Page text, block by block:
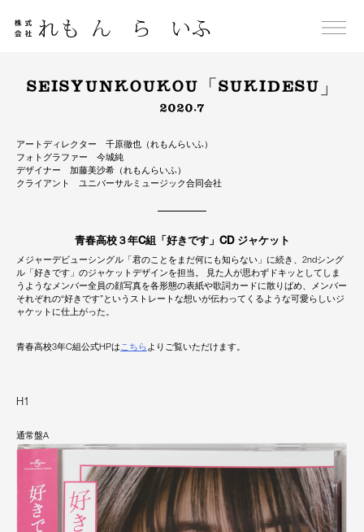
content
SEISYUNKOUKOU「SUKIDESU」
2020.7
アートディレクター 千原徹也（れもんらいふ）
フォトグラファー 今城純
デザイナー 加藤美沙希（れもんらいふ）
クライアント ユニバーサルミュージック合同会社
青春高校３年C組「好きです」CD ジャケット
メジャーデビューシングル「君のことをまだ何にも知らない」に続き、2ndシング
ル「好きです」のジャケットデザインを担当。 見た人が思わずドキッとしてしま
うようなメンバー全員の顔写真を各形態の表紙や歌詞カードに散りばめ、メンバー
それぞれの“好きです”というストレートな想いが伝わってくるような可愛らしいジ
ャケットに仕上がった。
青春高校3年C組公式HPは こちら よりご覧いただけます。
H1
通常盤A